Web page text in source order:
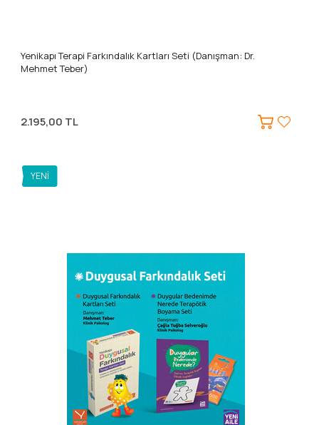
Yenikapı Terapi Farkındalık Kartları Seti (Danışman: Dr.
Mehmet Teber)
2.195,00 TL
YENI